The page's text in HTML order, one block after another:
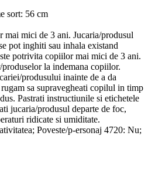
sort: 56 cm
mici de 3 ani. Jucaria/produsul
pot inghiti sau inhala existand
potrivita copiilor mai mici de 3 ani.
la indemana copiilor.
produsului inainte de a da
sa supravegheati copilul in timp
Pastrati instructiunile si etichetele
jucaria/produsul departe de foc,
ridicate si umiditate.
Poveste/p-ersonaj 4720: Nu;